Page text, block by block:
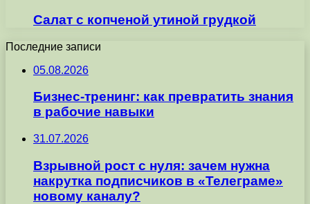
Салат с копченой утиной грудкой
Последние записи
05.08.2026
Бизнес-тренинг: как превратить знания
в рабочие навыки
31.07.2026
Взрывной рост с нуля: зачем нужна
накрутка подписчиков в «Телеграме»
новому каналу?